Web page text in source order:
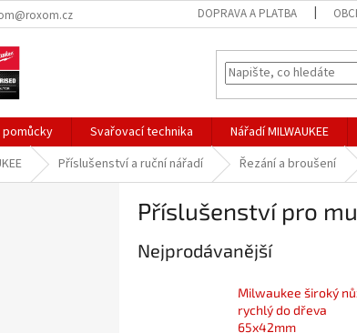
DOPRAVA A PLATBA
pomůcky Svařovací technika Nářadí MILWAUKEE
Příslušenství a ruční nářadí Řezání a broušení
Příslušenství pro
Nejprodávanější
Milwaukee široký
rychlý do dřeva
65x42mm